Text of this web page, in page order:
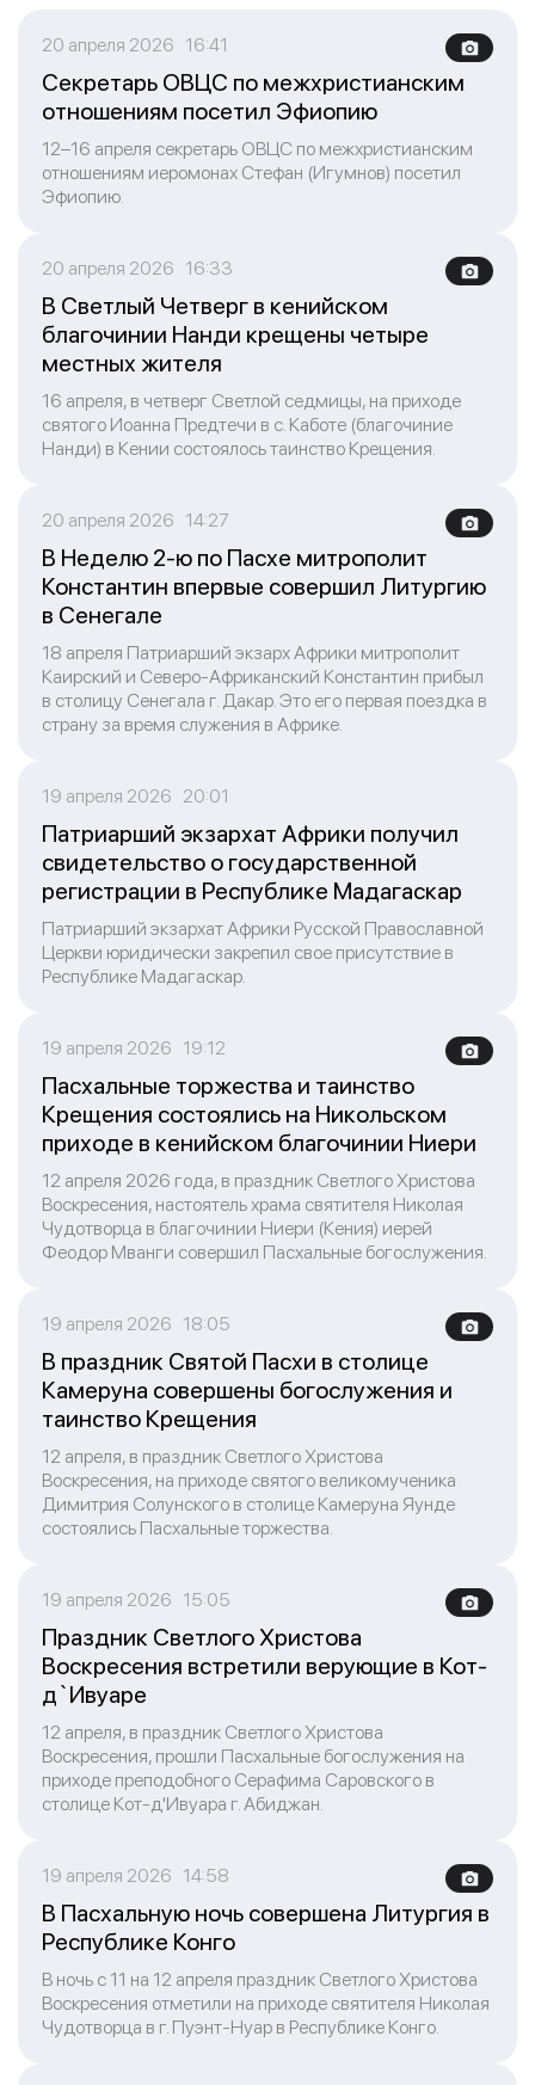
20 апреля 2026 16:41
Секретарь ОВЦС по межхристианским
отношениям посетил Эфиопию
12–16 апреля секретарь ОВЦС по межхристианским
отношениям иеромонах Стефан (Игумнов) посетил
Эфиопию.
20 апреля 2026 16:33
В Светлый Четверг в кенийском
благочинии Нанди крещены четыре
местных жителя
16 апреля, в четверг Светлой седмицы, на приходе
святого Иоанна Предтечи в с. Каботе (благочиние
Нанди) в Кении состоялось таинство Крещения.
20 апреля 2026 14:27
В Неделю 2-ю по Пасхе митрополит
Константин впервые совершил Литургию
в Сенегале
18 апреля Патриарший экзарх Африки митрополит
Каирский и Северо-Африканский Константин прибыл
в столицу Сенегала г. Дакар. Это его первая поездка в
страну за время служения в Африке.
19 апреля 2026 20:01
Патриарший экзархат Африки получил
свидетельство о государственной
регистрации в Республике Мадагаскар
Патриарший экзархат Африки Русской Православной
Церкви юридически закрепил свое присутствие в
Республике Мадагаскар.
19 апреля 2026 19:12
Пасхальные торжества и таинство
Крещения состоялись на Никольском
приходе в кенийском благочинии Ниери
12 апреля 2026 года, в праздник Светлого Христова
Воскресения, настоятель храма святителя Николая
Чудотворца в благочинии Ниери (Кения) иерей
Феодор Мванги совершил Пасхальные богослужения.
19 апреля 2026 18:05
В праздник Святой Пасхи в столице
Камеруна совершены богослужения и
таинство Крещения
12 апреля, в праздник Светлого Христова
Воскресения, на приходе святого великомученика
Димитрия Солунского в столице Камеруна Яунде
состоялись Пасхальные торжества.
19 апреля 2026 15:05
Праздник Светлого Христова
Воскресения встретили верующие в Кот-
д`Ивуаре
12 апреля, в праздник Светлого Христова
Воскресения, прошли Пасхальные богослужения на
приходе преподобного Серафима Саровского в
столице Кот-д'Ивуара г. Абиджан.
19 апреля 2026 14:58
В Пасхальную ночь совершена Литургия в
Республике Конго
В ночь с 11 на 12 апреля праздник Светлого Христова
Воскресения отметили на приходе святителя Николая
Чудотворца в г. Пуэнт-Нуар в Республике Конго.